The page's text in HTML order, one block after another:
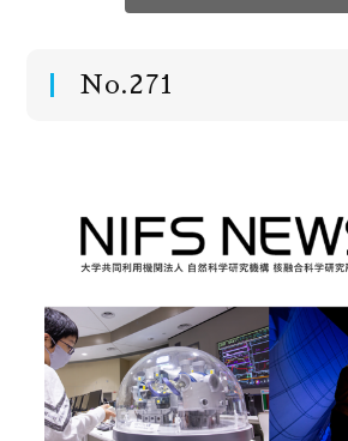
No.271